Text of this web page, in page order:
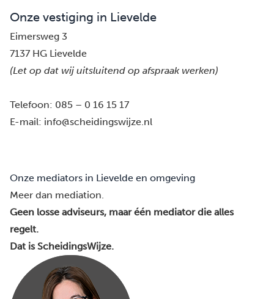
Onze vestiging in Lievelde
Eimersweg 3
7137 HG Lievelde
(Let op dat wij uitsluitend op afspraak werken)
Telefoon: 085 – 0 16 15 17
E-mail: info@scheidingswijze.nl
Onze mediators in Lievelde en omgeving
Meer dan mediation.
Geen losse adviseurs, maar één mediator die alles
regelt.
Dat is ScheidingsWijze.